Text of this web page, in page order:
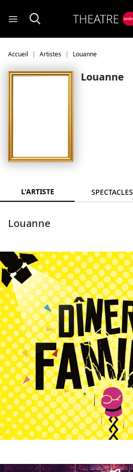
Accueil Artistes Louanne
Louanne
L'ARTISTE SPECTACLES
Louanne